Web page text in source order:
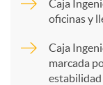
a
Caja
oficinas y
Caja
marcada
estabilidad